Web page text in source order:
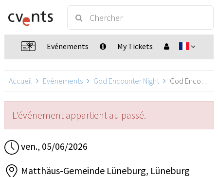
Evénements My Tickets
Accueil Evénements God Encounter Night God Encounter Night, Lüneburg
L'événement appartient au passé.
ven., 05/06/2026
Matthäus-Gemeinde Lüneburg, Lüneburg